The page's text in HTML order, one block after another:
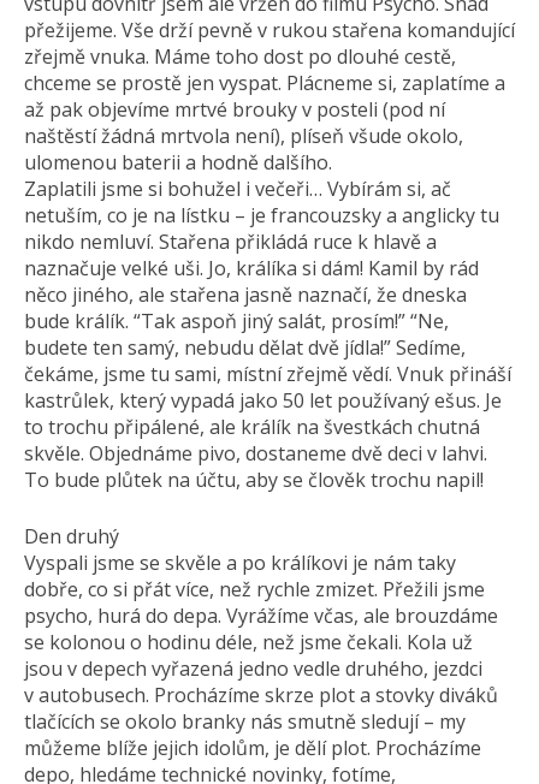
přežijeme. Vše drží pevně v rukou stařena komandující
zřejmě vnuka. Máme toho dost po dlouhé cestě,
chceme se prostě jen vyspat. Plácneme si, zaplatíme a
až pak objevíme mrtvé brouky v posteli (pod ní
naštěstí žádná mrtvola není), plíseň všude okolo,
ulomenou baterii a hodně dalšího.
Zaplatili jsme si bohužel i večeři… Vybírám si, ač
netuším, co je na lístku – je francouzsky a anglicky tu
nikdo nemluví. Stařena přikládá ruce k hlavě a
naznačuje velké uši. Jo, králíka si dám! Kamil by rád
něco jiného, ale stařena jasně naznačí, že dneska
bude králík. “Tak aspoň jiný salát, prosím!” “Ne,
budete ten samý, nebudu dělat dvě jídla!” Sedíme,
čekáme, jsme tu sami, místní zřejmě vědí. Vnuk přináší
kastrůlek, který vypadá jako 50 let používaný ešus. Je
to trochu připálené, ale králík na švestkách chutná
skvěle. Objednáme pivo, dostaneme dvě deci v lahvi.
To bude plůtek na účtu, aby se člověk trochu napil!
Den druhý
Vyspali jsme se skvěle a po králíkovi je nám taky
dobře, co si přát více, než rychle zmizet. Přežili jsme
psycho, hurá do depa. Vyrážíme včas, ale brouzdáme
se kolonou o hodinu déle, než jsme čekali. Kola už
jsou v depech vyřazená jedno vedle druhého, jezdci
v autobusech. Procházíme skrze plot a stovky diváků
tlačících se okolo branky nás smutně sledují – my
můžeme blíže jejich idolům, je dělí plot. Procházíme
depo, hledáme technické novinky, fotíme,